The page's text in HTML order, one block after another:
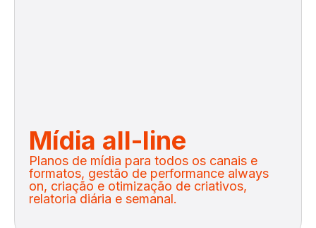
Mídia all-line
Planos de mídia para todos os canais e
formatos, gestão de performance always
on, criação e otimização de criativos,
relatoria diária e semanal.